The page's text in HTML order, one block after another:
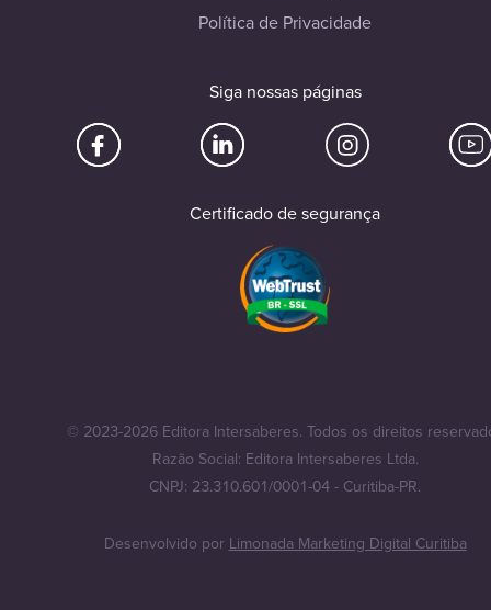
Política de Privacidade
Siga nossas páginas
Certificado de segurança
© 2023-2026 Editora Intersaberes. Todos os direitos
Razão Social: Editora Intersaberes Ltda.
CNPJ: 23.310.601/0001-04 - Curitiba-PR.
Desenvolvido por Limonada Marketing Digital Curitiba